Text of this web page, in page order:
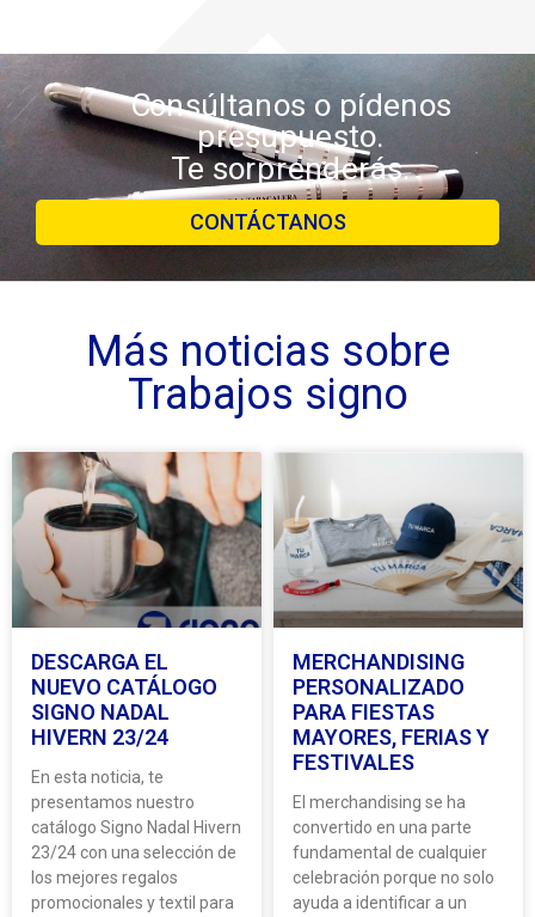
Consúltanos o pídenos
presupuesto.
Te sorprenderás.
CONTÁCTANOS
Más noticias sobre
Trabajos signo
DESCARGA EL
NUEVO CATÁLOGO
SIGNO NADAL
HIVERN 23/24
En esta noticia, te
presentamos nuestro
catálogo Signo Nadal Hivern
23/24 con una selección de
los mejores regalos
promocionales y textil para
MERCHANDISING
PERSONALIZADO
PARA FIESTAS
MAYORES, FERIAS Y
FESTIVALES
El merchandising se ha
convertido en una parte
fundamental de cualquier
celebración porque no solo
ayuda a identificar a un